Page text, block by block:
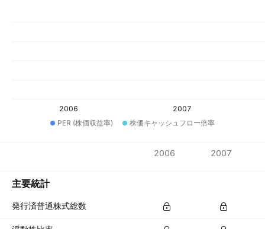
2006
2007
PER (株価収益率)
株価キャッシュフロー倍率
2006 2007
主要統計
発行済普通株式総数